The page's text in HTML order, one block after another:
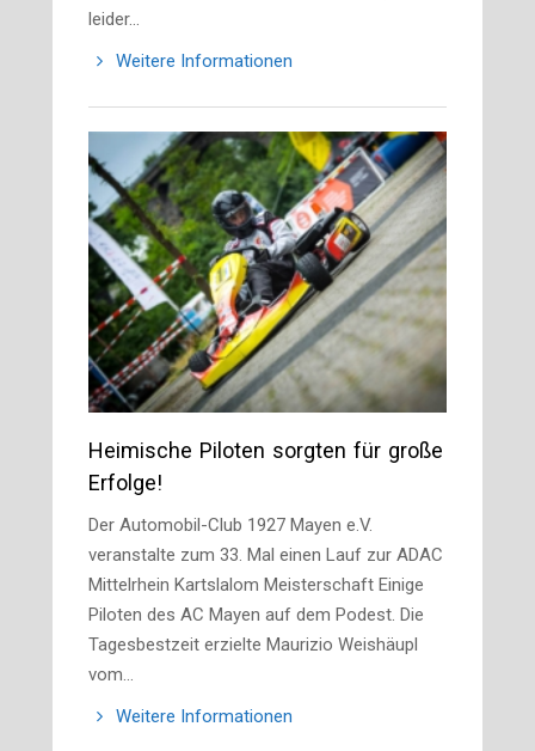
leider…
Weitere Informationen
Heimische Piloten sorgten für große
Erfolge!
Der Automobil-Club 1927 Mayen e.V.
veranstalte zum 33. Mal einen Lauf zur ADAC
Mittelrhein Kartslalom Meisterschaft Einige
Piloten des AC Mayen auf dem Podest. Die
Tagesbestzeit erzielte Maurizio Weishäupl
vom…
Weitere Informationen